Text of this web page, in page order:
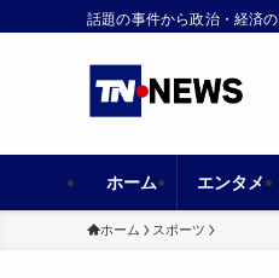
話題の事件から政治・経済
ホーム エンタメ
ホーム スポーツ